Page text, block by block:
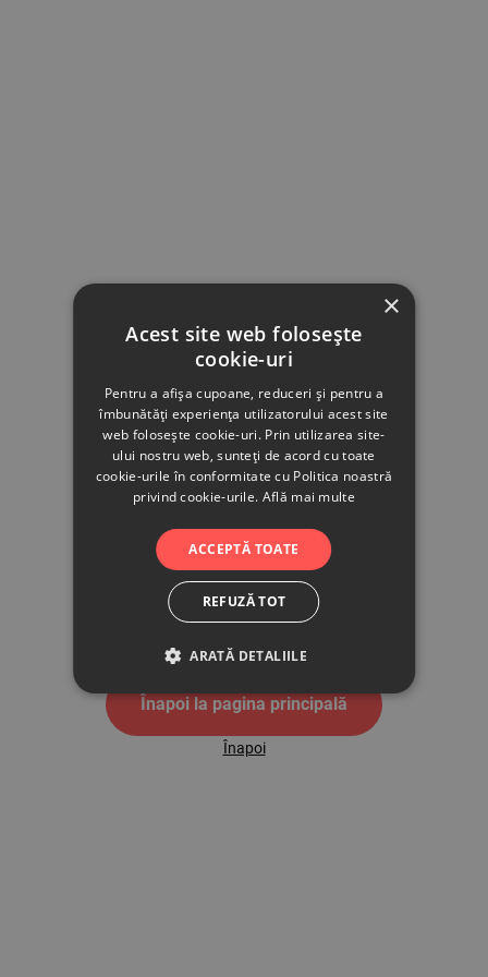
500
Înapoi la pagina principală
Înapoi
×
Acest site web folosește
cookie-uri
Pentru a afișa cupoane, reduceri și pentru a
îmbunătăți experiența utilizatorului acest site
web folosește cookie-uri. Prin utilizarea site-
ului nostru web, sunteți de acord cu toate
cookie-urile în conformitate cu Politica noastră
privind cookie-urile. Află mai multe
ACCEPTĂ TOATE
REFUZĂ TOT
ARATĂ DETALIILE